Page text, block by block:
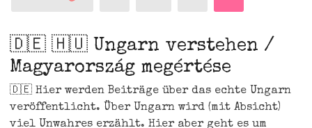
🇩🇪 🇭🇺 Ungarn verstehen /
Magyarország megértése
🇩🇪 Hier wer­den Bei­trä­ge über das ech­te Ungarn
ver­öf­fent­licht. Über Ungarn wird (mit Absicht)
viel Unwah­res erzählt. Hier aber geht es um
der